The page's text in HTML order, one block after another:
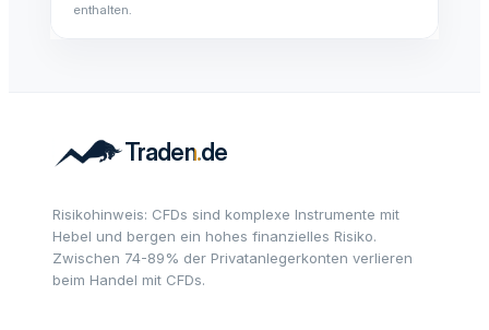
enthalten.
Risikohinweis: CFDs sind komplexe Instrumente mit
Hebel und bergen ein hohes finanzielles Risiko.
Zwischen 74-89% der Privatanlegerkonten verlieren
beim Handel mit CFDs.